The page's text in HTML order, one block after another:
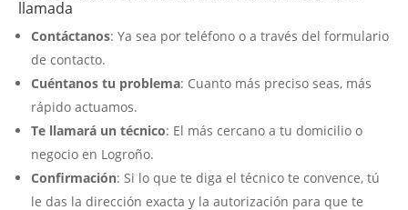
llamada
Contáctanos: Ya sea por teléfono o a través del formulario
de contacto.
Cuéntanos tu problema: Cuanto más preciso seas, más
rápido actuamos.
Te llamará un técnico: El más cercano a tu domicilio o
negocio en Logroño.
Confirmación: Si lo que te diga el técnico te convence, tú
le das la dirección exacta y la autorización para que te